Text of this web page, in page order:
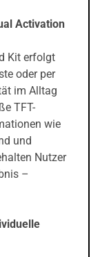
Activation
Kit erfolgt
oder per
im Alltag
TFT-
wie
und
Nutzer
–